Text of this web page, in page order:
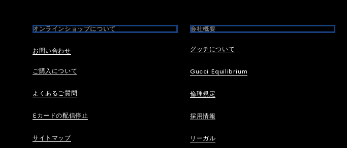
オンラインショップについて
お問い合わせ
ご購入について
よくあるご質問
Eカードの配信停止
サイトマップ
会社概要
グッチについて
Gucci Equilibrium
倫理規定
採用情報
リーガル